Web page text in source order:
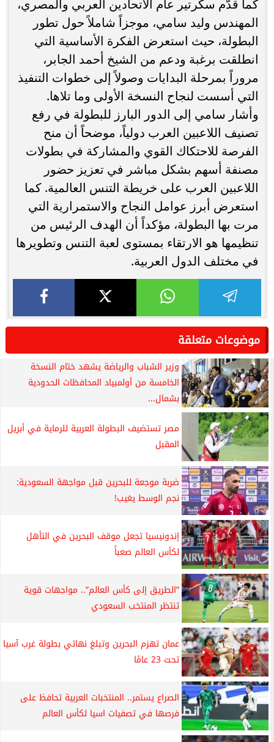
كما قدّم سكرتير عام الاتحادين العربي والمصري،
المهندس وليد سامي، موجزاً شاملاً حول تطور
البطولة، حيث استعرض الفكرة الأساسية التي
انطلقت برغبة ودعم من الشيخ أحمد الجابر،
مروراً بمرحلة البدايات وصولاً إلى خطوات التنفيذ
التي أسست لنجاح النسخة الأولى وما تلاها.
وأشار سامي إلى الدور البارز للبطولة في رفع
تصنيف اللاعبين العرب دولياً، موضحاً أن منح
الفرصة للاحتكاك القوي والمشاركة في بطولات
مصنفة أسهم بشكل مباشر في تعزيز حضور
اللاعبين العرب على خريطة التنس العالمية. كما
استعرض أبرز عوامل النجاح والاستمرارية التي
مرت بها البطولة، مؤكداً أن الهدف الرئيس من
تنظيمها هو الارتقاء بمستوى لعبة التنس وتطويرها
في مختلف الدول العربية.
موضوعات متعلقة
وزير الشباب والرياضة يشهد ختام النسخة
الخامسة من أولمبياد المحافظات الحدودية
بشمال...
مصر تستضيف البطولة العربية للرماية في أبريل
المقبل
ضربة موجعة للبحرين قبل مواجهة السعودية:
نجم الوسط يغيب!
إندونيسيا تجعل موقف البحرين في التأهل
لكأس العالم صعباً
”الطريق إلى كأس العالم”.. مواجهات قوية
تنتظر المنتخب السعودي
عمان تهزم البحرين وتبلغ نهائي بطولة غرب آسيا
تحت 23 عامًا
الصراع يستمر.. المنتخبات العربية تحافظ على
فرصها في تصفيات اسيا لكأس العالم